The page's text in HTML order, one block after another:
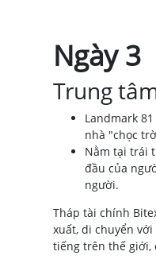
Ngày 3
Trung
Landmark
nhà "chọc
Nằm tại trái
đầu của
người.
Tháp tài chính
xuất, di chuyển
tiếng trên thế giới,